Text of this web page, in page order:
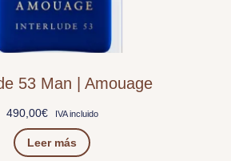
53 Man | Amouage
490,00€ IVA incluido
Leer más